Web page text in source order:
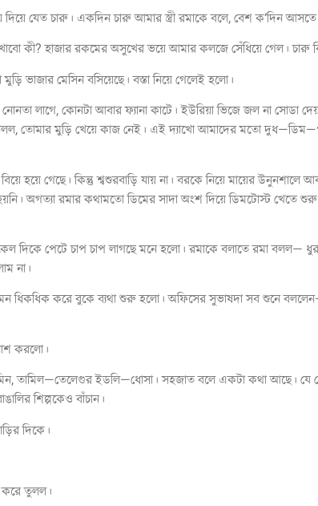
দিয়ে যেত চারু। একদিন চারু আমার স্ত্রী রমাকে বলে, বেশ ক‘দিন
কী? হাজার রকমের অসুখের ভয়ে আমার কলজে সেঁধিয়ে গেল।
ভাজার মেসিন বসিয়েছে। বস্তা নিয়ে গেলেই হলো।
লাগে, কোনটা আবার ফ্যানা কাটে। ইউরিয়া ভিজে জল না সোডা
তোমার মুড়ি খেয়ে কাজ নেই। এই দ্যাখো আমাদের মতো
হয়ে গেছে। কিন্তু শ্বশুরবাড়ি যায় না। বরকে নিয়ে মায়ের
হয়নি। অগত্যা রমার কথামতো ডিমের সাদা অংশ দিয়ে ডিমটোস্ট
দিকে পেটে চাপ চাপ লাগছে মনে হলো। রমাকে বলাতে রমা বলল—
এনো না। আনলাম না।
ধিকধিক করে বুকে ব্যথা শুরু হলো। অফিসের সুভাষদা সব শুনে
করলো।
তামিল—তেলেগুর ইডলি—ধোসা। সহজাত বলে একটা কথা আছে।
শিল্পকেও বাঁচান।
দিকে।
করে তুলল।